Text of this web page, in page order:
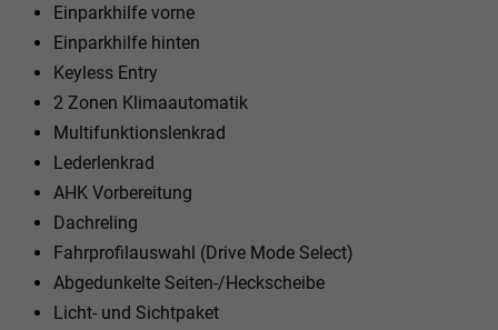
Einparkhilfe vorne
Einparkhilfe hinten
Keyless Entry
2 Zonen Klimaautomatik
Multifunktionslenkrad
Lederlenkrad
AHK Vorbereitung
Dachreling
Fahrprofilauswahl (Drive Mode Select)
Abgedunkelte Seiten-/Heckscheibe
Licht- und Sichtpaket